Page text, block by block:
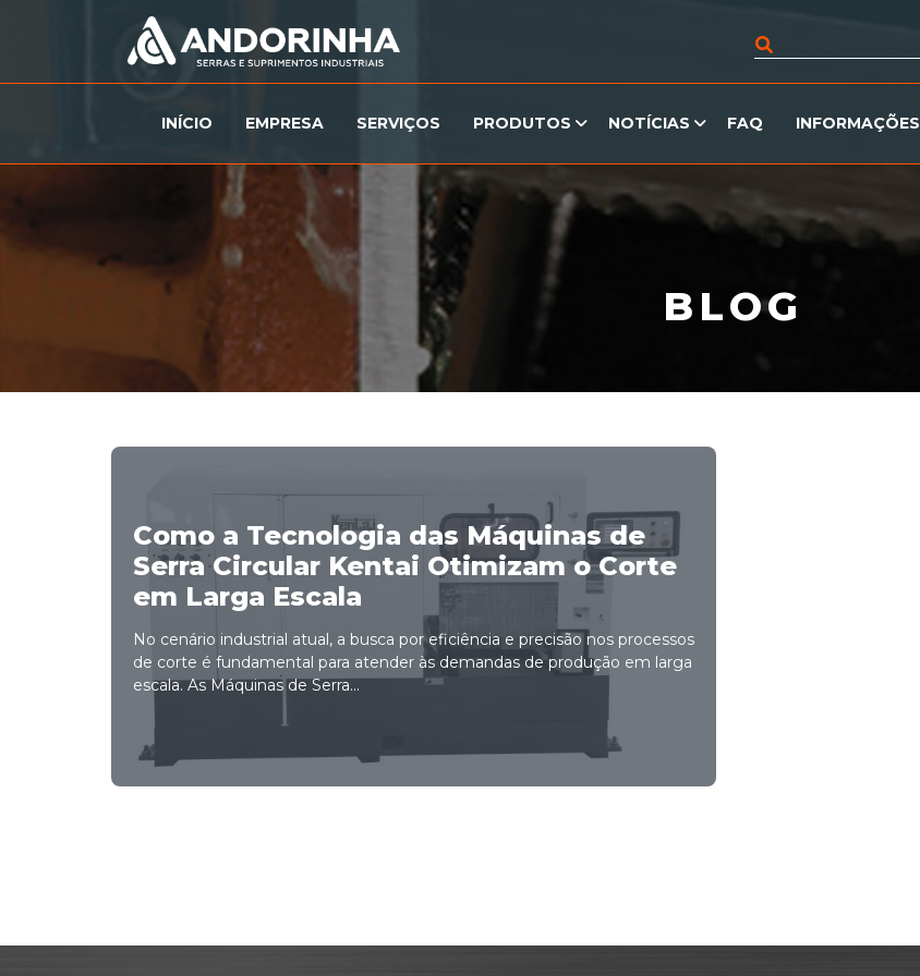
INÍCIO EMPRESA SERVIÇOS PRODUTOS NOTÍCIAS FAQ INFORMAÇÕES
BLOG
Como a Tecnologia das Máquinas de
Serra Circular Kentai Otimizam o Corte
em Larga Escala
No cenário industrial atual, a busca por eficiência e precisão nos processos
de corte é fundamental para atender às demandas de produção em larga
escala. As Máquinas de Serra...